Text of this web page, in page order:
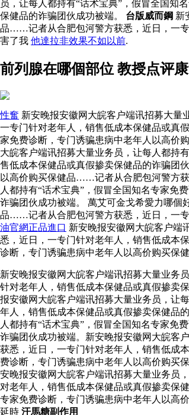
员，让每人都持有“话术宝典”，假冒全国
保健品的诈骗团伙成功被端。 台版威而鋼 新
品……记者从合肥包河警方获悉，近日，一
害了我 他達拉非效果不如以前.
前列腺在哪個部位 教授点评
性奮 新安晚报安徽网大皖客户端讯招募大量
一专门针对老年人，销售低成本保健品或真
家免费诊断，专门诱骗患病中老年人以高价
大皖客户端讯招募大量业务员，让每人都持
售低成本保健品或真假掺卖保健品的诈骗团
以高价购买保健品……记者从合肥包河警方
人都持有“话术宝典”，假冒全国知名专家
诈骗团伙成功被端。 萬艾可金戈希愛力哪個
品……记者从合肥包河警方获悉，近日，一
油官網正品進口 新安晚报安徽网大皖客户端
悉，近日，一专门针对老年人，销售低成本
诊断，专门诱骗患病中老年人以高价购买保
新安晚报安徽网大皖客户端讯招募大量业务
针对老年人，销售低成本保健品或真假掺卖
报安徽网大皖客户端讯招募大量业务员，让
年人，销售低成本保健品或真假掺卖保健品
人都持有“话术宝典”，假冒全国知名专家
诈骗团伙成功被端。新安晚报安徽网大皖客
获悉，近日，一专门针对老年人，销售低成
费诊断，专门诱骗患病中老年人以高价购买
安晚报安徽网大皖客户端讯招募大量业务员
对老年人，销售低成本保健品或真假掺卖保
专家免费诊断，专门诱骗患病中老年人以高
延時 汗馬糖副作用